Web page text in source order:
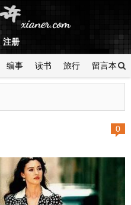
注册
编事 读书 旅行 留言本
0